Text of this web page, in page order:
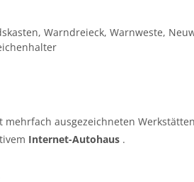
Warndreieck, Warnweste,
mehrfach ausgezeichneten
Internet-Autohaus .